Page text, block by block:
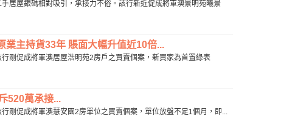
居屋銀碼相對吸引，承接力不俗。該行新近促成將軍澳景明苑曦景
業主持貨33年 賬面大幅升值近10倍...
剛促成將軍澳居屋浩明苑2房戶之買賣個案，新買家為首置綠表
520萬承接...
剛促成將軍澳慧安園2房單位之買賣個案，單位放盤不足1個月，即...